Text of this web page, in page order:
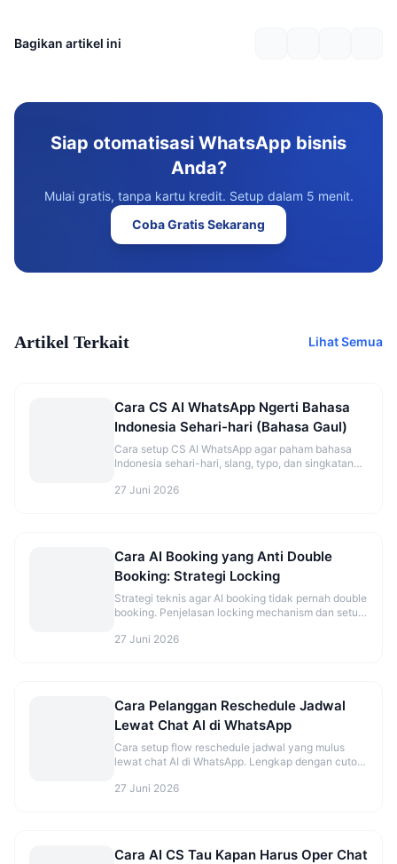
Bagikan artikel ini
Siap otomatisasi WhatsApp bisnis
Anda?
Mulai gratis, tanpa kartu kredit. Setup dalam 5 menit.
Coba Gratis Sekarang
Artikel Terkait Lihat Semua
Cara CS AI WhatsApp Ngerti Bahasa
Indonesia Sehari-hari (Bahasa Gaul)
Cara setup CS AI WhatsApp agar paham bahasa
Indonesia sehari-hari, slang, typo, dan singkatan
27 Juni 2026
Cara AI Booking yang Anti Double
Booking: Strategi Locking
Strategi teknis agar AI booking tidak pernah double
booking. Penjelasan locking mechanism dan setup
27 Juni 2026
Cara Pelanggan Reschedule Jadwal
Lewat Chat AI di WhatsApp
Cara setup flow reschedule jadwal yang mulus
lewat chat AI di WhatsApp. Lengkap dengan cutoff
27 Juni 2026
Cara AI CS Tau Kapan Harus Oper Chat